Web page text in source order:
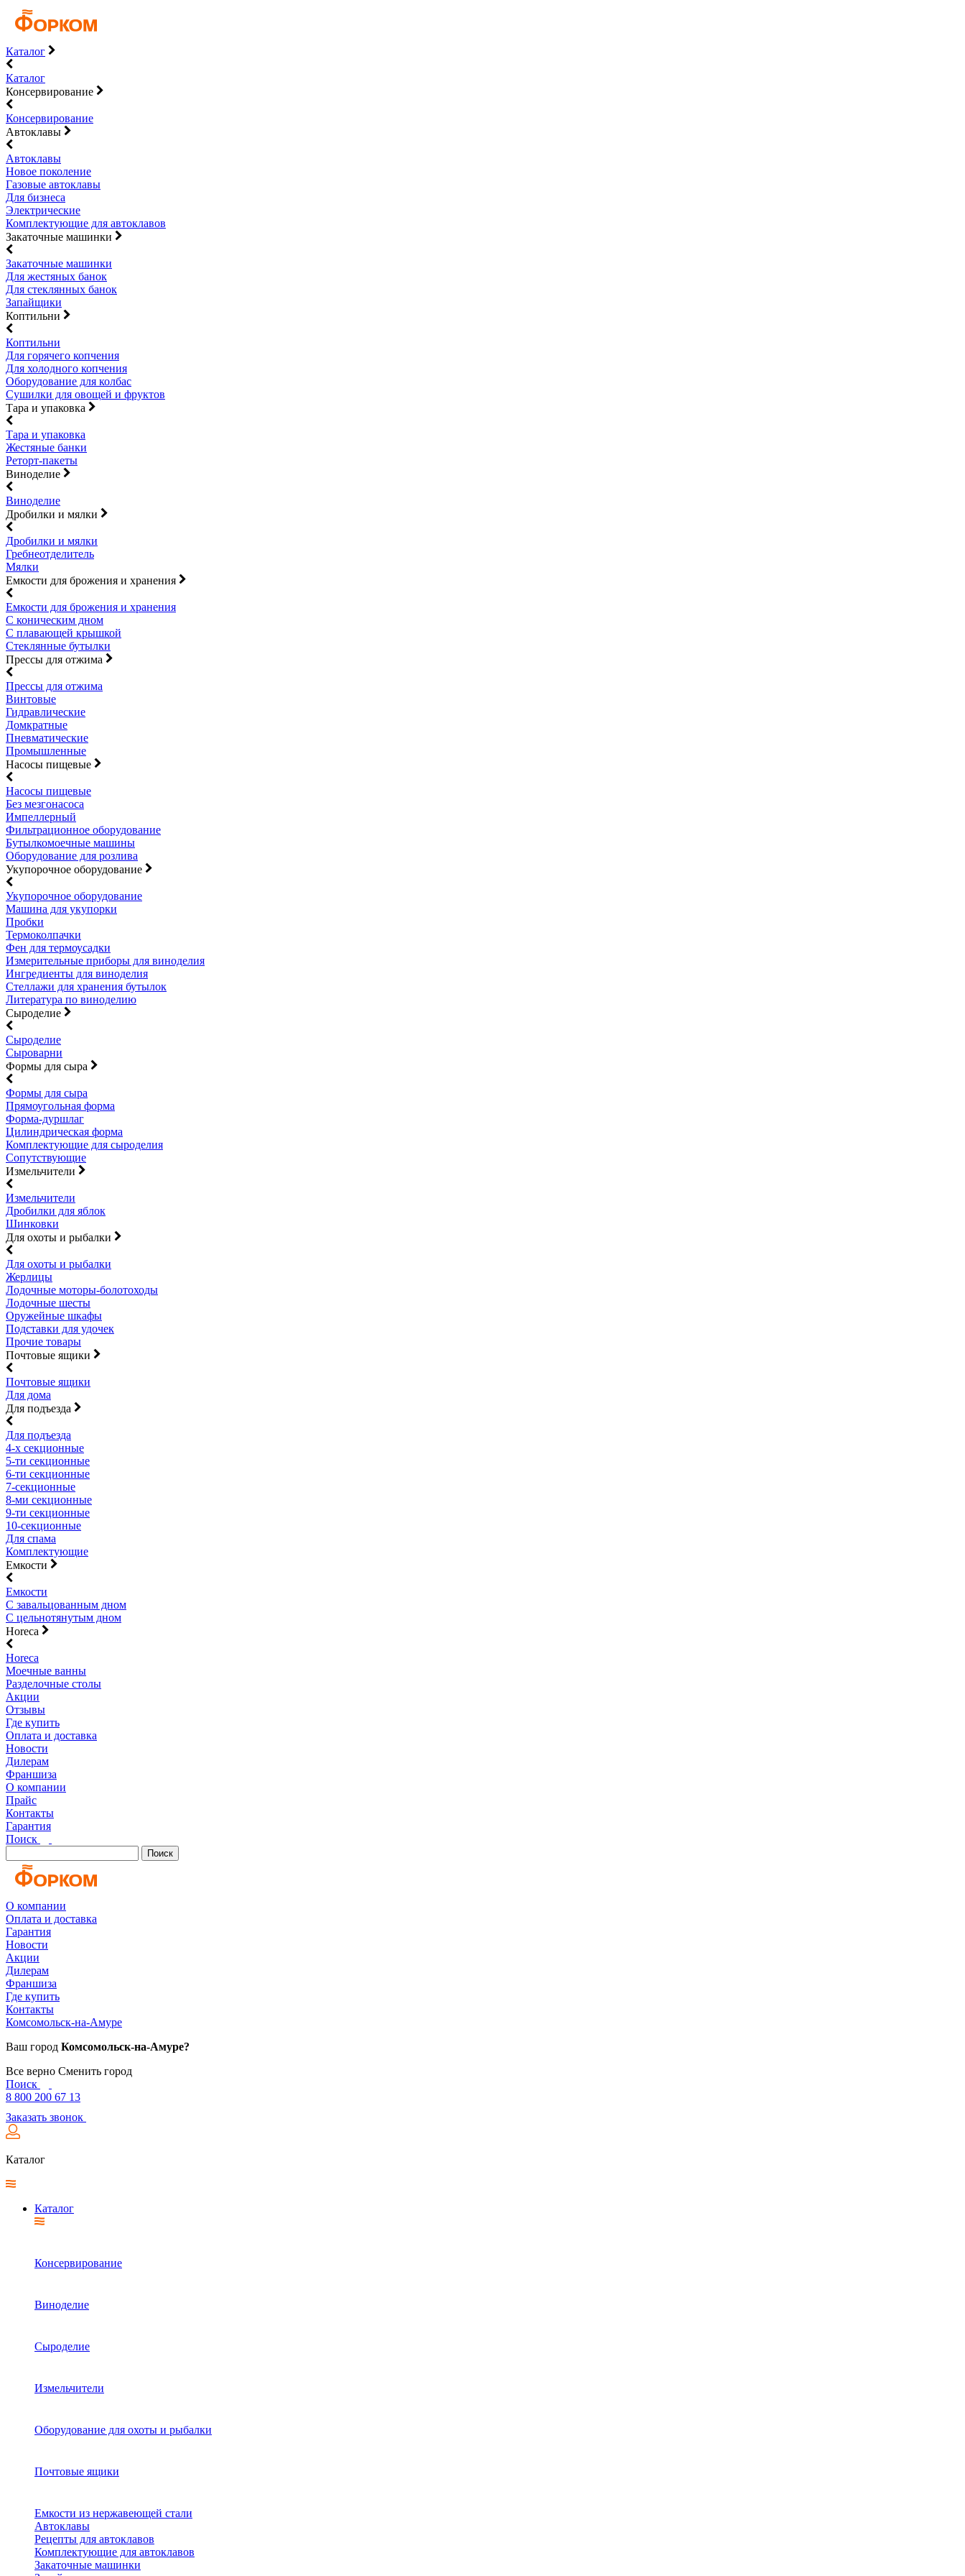
Каталог
Каталог
Консервирование
Консервирование
Автоклавы
Автоклавы
Новое поколение
Газовые автоклавы
Для бизнеса
Электрические
Комплектующие для автоклавов
Закаточные машинки
Закаточные машинки
Для жестяных банок
Для стеклянных банок
Запайщики
Коптильни
Коптильни
Для горячего копчения
Для холодного копчения
Оборудование для колбас
Сушилки для овощей и фруктов
Тара и упаковка
Тара и упаковка
Жестяные банки
Реторт-пакеты
Виноделие
Виноделие
Дробилки и мялки
Дробилки и мялки
Гребнеотделитель
Мялки
Емкости для брожения и хранения
Емкости для брожения и хранения
С коническим дном
С плавающей крышкой
Стеклянные бутылки
Прессы для отжима
Прессы для отжима
Винтовые
Гидравлические
Домкратные
Пневматические
Промышленные
Насосы пищевые
Насосы пищевые
Без мезгонасоса
Импеллерный
Фильтрационное оборудование
Бутылкомоечные машины
Оборудование для розлива
Укупорочное оборудование
Укупорочное оборудование
Машина для укупорки
Пробки
Термоколпачки
Фен для термоусадки
Измерительные приборы для виноделия
Ингредиенты для виноделия
Стеллажи для хранения бутылок
Литература по виноделию
Сыроделие
Сыроделие
Сыроварни
Формы для сыра
Формы для сыра
Прямоугольная форма
Форма-дуршлаг
Цилиндрическая форма
Комплектующие для сыроделия
Сопутствующие
Измельчители
Измельчители
Дробилки для яблок
Шинковки
Для охоты и рыбалки
Для охоты и рыбалки
Жерлицы
Лодочные моторы-болотоходы
Лодочные шесты
Оружейные шкафы
Подставки для удочек
Прочие товары
Почтовые ящики
Почтовые ящики
Для дома
Для подъезда
Для подъезда
4-х секционные
5-ти секционные
6-ти секционные
7-секционные
8-ми секционные
9-ти секционные
10-секционные
Для спама
Комплектующие
Емкости
Емкости
С завальцованным дном
С цельнотянутым дном
Horeca
Horeca
Моечные ванны
Разделочные столы
Акции
Отзывы
Где купить
Оплата и доставка
Новости
Дилерам
Франшиза
О компании
Прайс
Контакты
Гарантия
Поиск
Поиск
О компании
Оплата и доставка
Гарантия
Новости
Акции
Дилерам
Франшиза
Где купить
Контакты
Комсомольск-на-Амуре
Ваш город Комсомольск-на-Амуре?
Все верно Сменить город
Поиск
8 800 200 67 13
Заказать звонок
Каталог
Каталог
Консервирование
Виноделие
Сыроделие
Измельчители
Оборудование для охоты и рыбалки
Почтовые ящики
Емкости из нержавеющей стали
Автоклавы
Рецепты для автоклавов
Комплектующие для автоклавов
Закаточные машинки